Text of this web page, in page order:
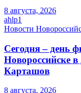
8 августа, 2026
ahlp1
Новости
Сегодня – день
Новороссийске
Карташов
8 августа, 2026